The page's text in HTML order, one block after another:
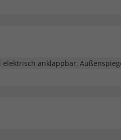
elektrisch anklappbar,